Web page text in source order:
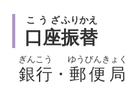
口座
こうざ
振替
ふりかえ
銀行
ぎんこう
・ 郵便局
ゆうびんきょく